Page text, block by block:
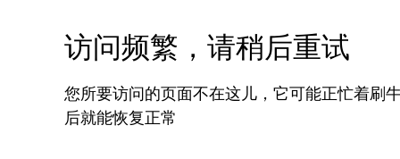
访问频繁，请稍后重试
您所要访问的页面不在这儿，它可能正忙着刷
后就能恢复正常